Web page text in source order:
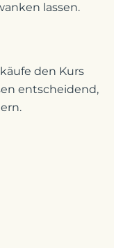
lassen.
den Kurs
entscheidend,